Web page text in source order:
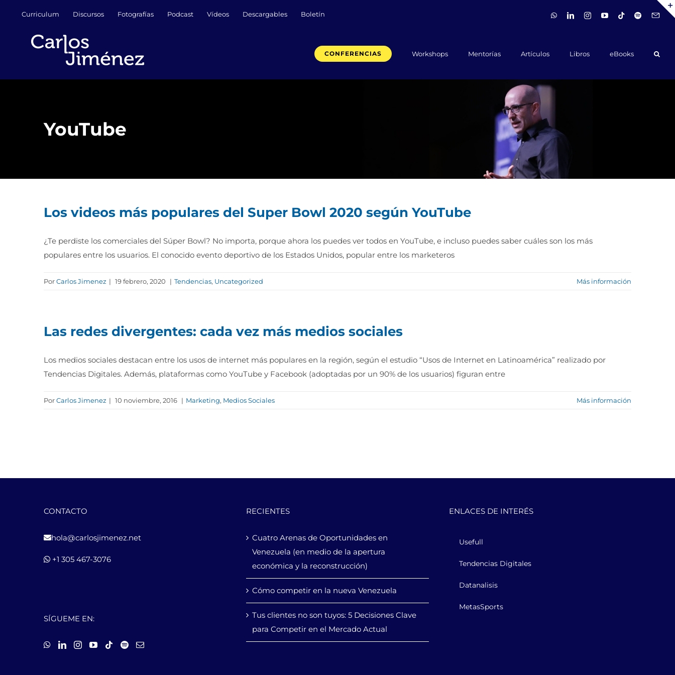
contenido
Curriculum Discursos Fotografías Podcast Vídeos Descargables Boletín WhatsApp
LinkedInInstagramYouTubeTiktokSpotify
CONFERENCIAS Workshops Mentorías Artículos Libros eBooks
YouTube
Los videos más populares del Super Bowl 2020 según YouTube
¿Te perdiste los comerciales del Súper Bowl? No importa, porque ahora los puedes ver todos en YouTube, e incluso puedes saber cuáles son los más
populares entre los usuarios. El conocido evento deportivo de los Estados Unidos, popular entre los marketeros
PorCarlos Jimenez | 19 febrero, 2020 | Tendencias, Uncategorized Más información
Las redes divergentes: cada vez más medios sociales
Los medios sociales destacan entre los usos de internet más populares en la región, según el estudio “Usos de Internet en Latinoamérica” realizado por
Tendencias Digitales. Además, plataformas como YouTube y Facebook (adoptadas por un 90% de los usuarios) figuran entre
PorCarlos Jimenez | 10 noviembre, 2016 | Marketing, Medios Sociales Más información
CONTACTO
hola@carlosjimenez.net
+1 305 467-3076
SÍGUEME EN:
RECIENTES
Cuatro Arenas de Oportunidades en
Venezuela (en medio de la apertura
económica y la reconstrucción)
Cómo competir en la nueva Venezuela
Tus clientes no son tuyos: 5 Decisiones Clave
para Competir en el Mercado Actual
ENLACES DE INTERÉS
Usefull
Tendencias Digitales
Datanalisis
MetasSports